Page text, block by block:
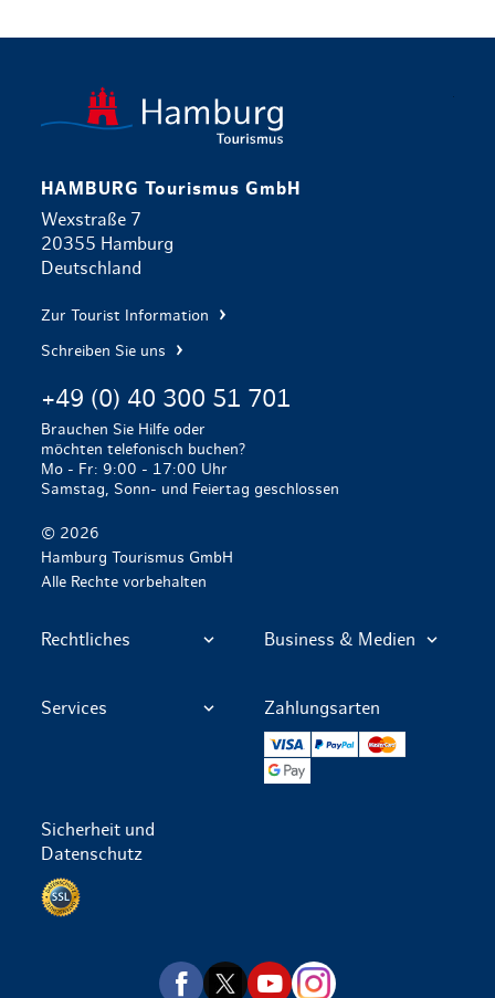
HAMBURG Tourismus GmbH
Wexstraße 7
20355 Hamburg
Deutschland
Zur Tourist Information
Schreiben Sie uns
+49 (0) 40 300 51 701
Brauchen Sie Hilfe oder
möchten telefonisch buchen?
Mo - Fr: 9:00 - 17:00 Uhr
Samstag, Sonn- und Feiertag geschlossen
© 2026
Hamburg Tourismus GmbH
Alle Rechte vorbehalten
Rechtliches Business & Medien
Services Zahlungsarten
PayPal
Sicherheit und
Datenschutz